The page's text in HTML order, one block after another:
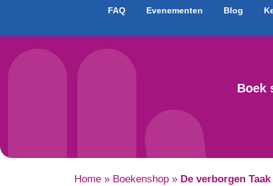
FAQ Evenementen Blog
Boek
Home » Boekenshop » De verborgen